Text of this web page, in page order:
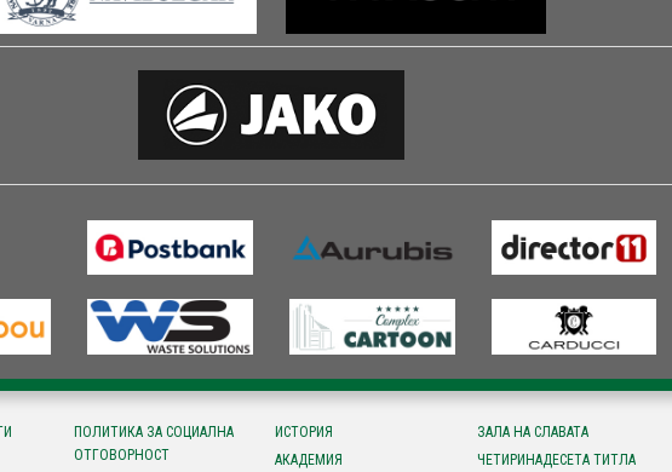
ПОЛИТИКА ЗА СОЦИАЛНА
ОТГОВОРНОСТ
ИСТОРИЯ
АКАДЕМИЯ
ЗАЛА НА СЛАВАТА
ЧЕТИРИНАДЕСЕТА ТИТЛА